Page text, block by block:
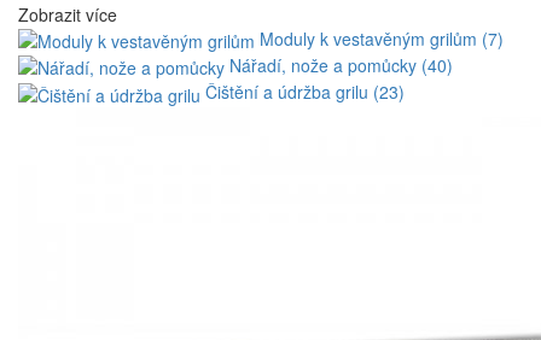
Zobrazit více
Moduly k vestavěným grilům (7)
Nářadí, nože a pomůcky (40)
Čištění a údržba grilu (23)